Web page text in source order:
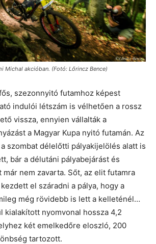
Michal akcióban. (Fotó: Lőrincz Bence)
szezonnyitó futamhoz képest
indulói létszám is vélhetően a rossz
vissza, ennyien vállalták a
a Magyar Kupa nyitó futamán. Az
szombat délelőtti pályakijelölés alatt is
bár a délutáni pályabejárást és
már nem zavarta. Sőt, az elit futamra
el száradni a pálya, hogy a
még rövidebb is lett a kelleténél…
kialakított nyomvonal hossza 4,2
két emelkedőre eloszló, 200
tartozott.